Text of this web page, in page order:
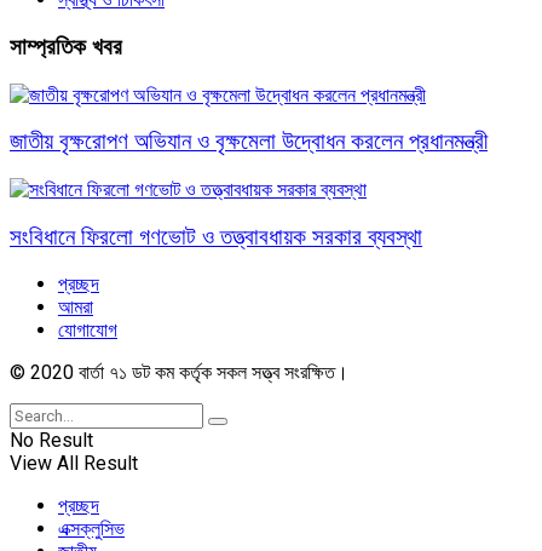
সাম্প্রতিক খবর
জাতীয় বৃক্ষরোপণ অভিযান ও বৃক্ষমেলা উদ্বোধন করলেন প্রধানমন্ত্রী
সংবিধানে ফিরলো গণভোট ও তত্ত্বাবধায়ক সরকার ব্যবস্থা
প্রচ্ছদ
আমরা
যোগাযোগ
© 2020 বার্তা ৭১ ডট কম কর্তৃক সকল সত্ত্ব সংরক্ষিত।
No Result
View All Result
প্রচ্ছদ
এক্সক্লুসিভ